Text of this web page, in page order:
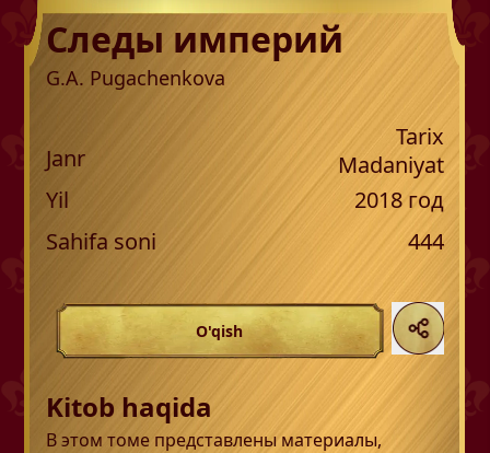
Следы империй
G.A. Pugachenkova
Janr
Tarix
Madaniyat
Yil
2018год
Sahifa soni
444
O'qish
Kitob haqida
В этом томе представлены материалы,